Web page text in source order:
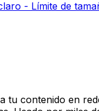
- Límite de
tu contenido en